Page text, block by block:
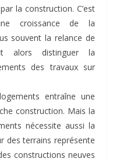
la construction. C’est
croissance de la
souvent la relance de
alors distinguer la
des travaux sur
entraîne une
construction. Mais la
nécessite aussi la
des terrains représente
constructions neuves